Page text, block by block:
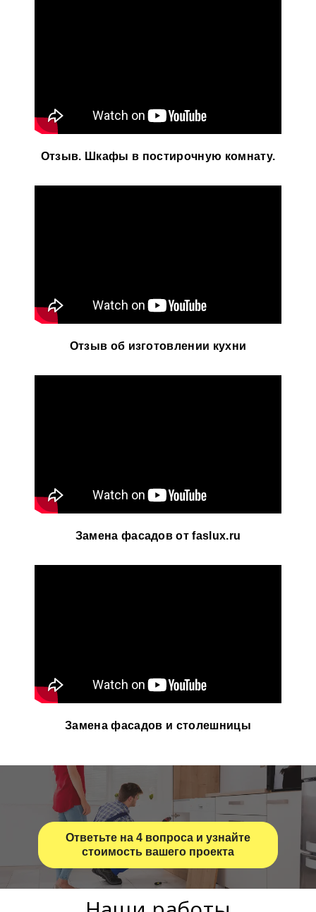
Отзыв. Шкафы в постирочную комнату.
Отзыв об изготовлении кухни
Замена фасадов от faslux.ru
Замена фасадов и столешницы
Ответьте на 4 вопроса и узнайте
стоимость вашего проекта